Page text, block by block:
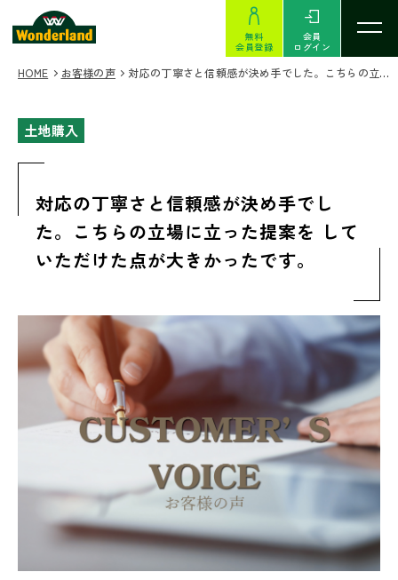
無料
会員登録
会員
ログイン
HOME お客様の声 対応の丁寧さと信頼感が決め手でした。こちらの立場に立った提案を していただけた点が大きかったです。
土地購入
対応の丁寧さと信頼感が決め手でし
た。こちらの立場に立った提案を して
いただけた点が大きかったです。